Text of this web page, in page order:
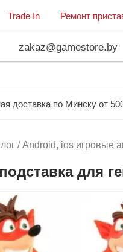
Trade In Ремонт
zakaz@gamestore.by
доставка по Минску от
/Android, ios игровые
для